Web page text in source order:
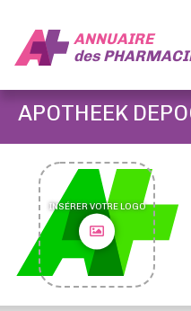
ANNUAIRE
des
APOTHEEK
INSÉRER VOTRE LOGO